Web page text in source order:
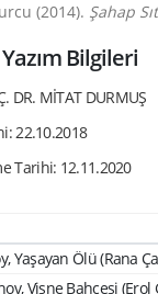
(2014). Şahap
Bilgileri
DR. MİTAT DURMUŞ
22.10.2018
Tarihi: 12.11.2020
Yaşayan Ölü (Rana
Vişne Bahçesi (Erol